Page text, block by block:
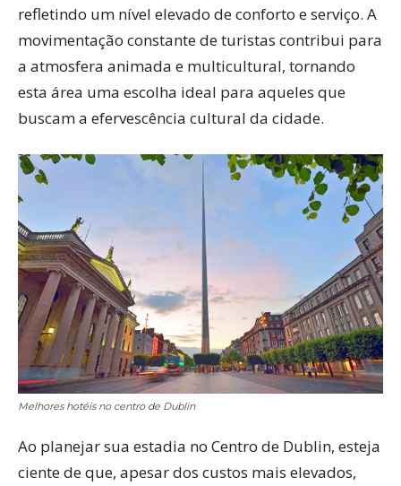
refletindo um nível elevado de conforto e serviço. A
movimentação constante de turistas contribui para
a atmosfera animada e multicultural, tornando
esta área uma escolha ideal para aqueles que
buscam a efervescência cultural da cidade.
Melhores hotéis no centro de Dublin
Ao planejar sua estadia no Centro de Dublin, esteja
ciente de que, apesar dos custos mais elevados,